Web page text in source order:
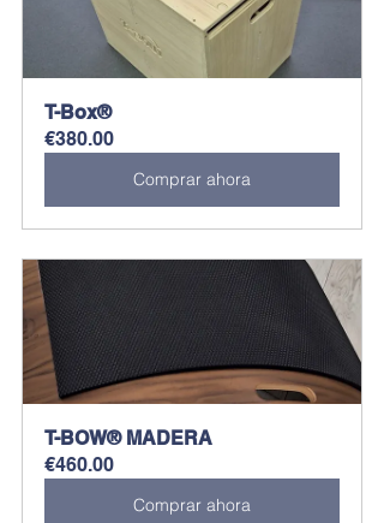
T-Box®
€380.00
Comprar ahora
T-BOW® MADERA
€460.00
Comprar ahora